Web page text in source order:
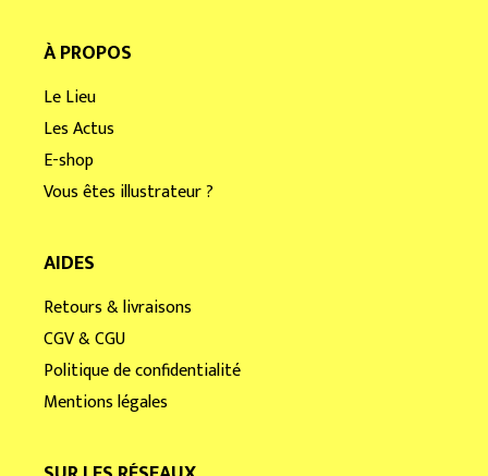
À PROPOS
Le Lieu
Les Actus
E-shop
Vous êtes illustrateur ?
AIDES
Retours & livraisons
CGV & CGU
Politique de confidentialité
Mentions légales